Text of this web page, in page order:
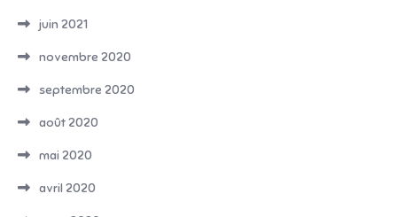
juin 2021
novembre 2020
septembre 2020
août 2020
mai 2020
avril 2020